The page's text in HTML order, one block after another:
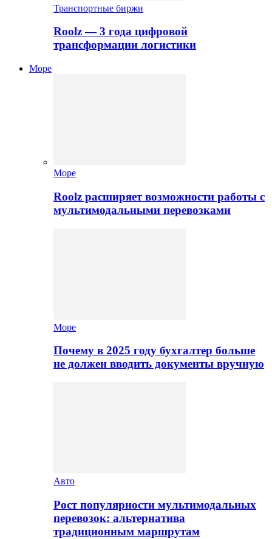
Транспортные биржи
Roolz — 3 года цифровой
трансформации логистики
Море
Море
Roolz расширяет возможности работы с
мультимодальными перевозками
Море
Почему в 2025 году бухгалтер больше
не должен вводить документы вручную
Авто
Рост популярности мультимодальных
перевозок: альтернатива
традиционным маршрутам